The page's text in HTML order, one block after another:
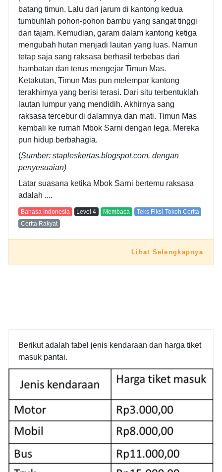
batang timun. Lalu dari jarum di kantong kedua
tumbuhlah pohon-pohon bambu yang sangat tinggi
dan tajam. Kemudian, garam dalam kantong ketiga
mengubah hutan menjadi lautan yang luas. Namun
tetap saja sang raksasa berhasil terbebas dari
hambatan dan terus mengejar Timun Mas.
Ketakutan, Timun Mas pun melempar kantong
terakhirnya yang berisi terasi. Dari situ terbentuklah
lautan lumpur yang mendidih. Akhirnya sang
raksasa tercebur di dalamnya dan mati. Timun Mas
kembali ke rumah Mbok Sarni dengan lega. Mereka
pun hidup berbahagia.
(Sumber: stapleskertas.blogspot.com, dengan
penyesuaian)
Latar suasana ketika Mbok Sarni bertemu raksasa
adalah ....
Bahasa Indonesia Level 4 Membaca
Teks Fiksi-Tokoh Cerita
Cerita Rakyat
Lihat Selengkapnya
Berikut adalah tabel jenis kendaraan dan harga tiket
masuk pantai.